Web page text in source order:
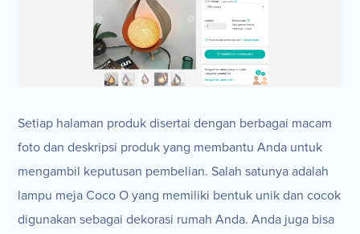
Setiap halaman produk disertai dengan berbagai macam
foto dan deskripsi produk yang membantu Anda untuk
mengambil keputusan pembelian. Salah satunya adalah
lampu meja Coco O yang memiliki bentuk unik dan cocok
digunakan sebagai dekorasi rumah Anda. Anda juga bisa